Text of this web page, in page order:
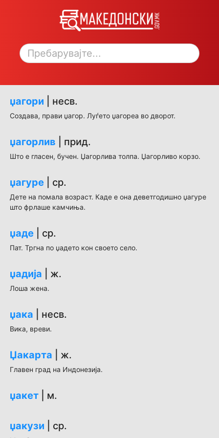
Toggle sidebar
џагори | несв.
Создава, прави џагор. Луѓето џагореа во дворот.
џагорлив | прид.
Што е гласен, бучен. Џагорлива толпа. Џагорливо корзо.
џагуре | ср.
Дете на помала возраст. Каде е она деветгодишно џагуре
што фрлаше камчиња.
џаде | ср.
Пат. Тргна по џадето кон своето село.
џадија | ж.
Лоша жена.
џака | несв.
Вика, вреви.
Џакарта | ж.
Главен град на Индонезија.
џакет | м.
џакузи | ср.